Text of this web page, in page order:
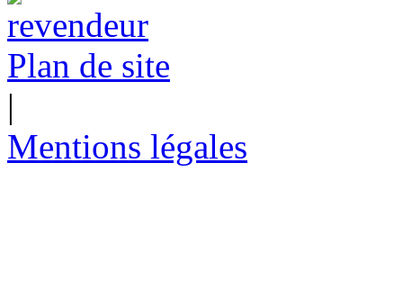
Plan de site
|
Mentions légales